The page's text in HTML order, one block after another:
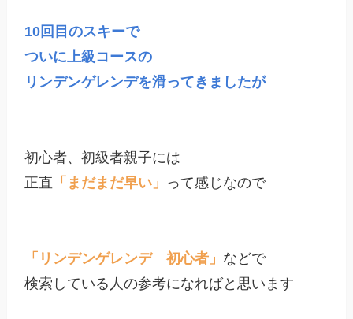
10回目のスキーで
ついに上級コースの
リンデンゲレンデを滑ってきましたが
初心者、初級者親子には
正直 「まだまだ早い」 って感じなので
「リンデンゲレンデ　初心者」 などで
検索している人の参考になればと思います